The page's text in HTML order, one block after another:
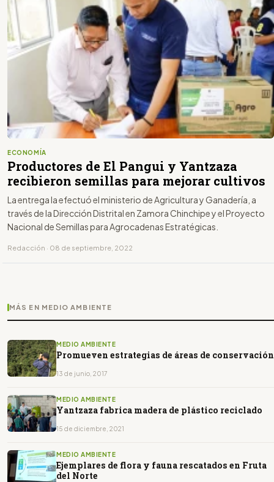
ECONOMÍA
Productores de El Pangui y Yantzaza
recibieron semillas para mejorar cultivos
La entrega la efectuó el ministerio de Agricultura y Ganadería, a
través de la Dirección Distrital en Zamora Chinchipe y el Proyecto
Nacional de Semillas para Agrocadenas Estratégicas.
Redacción · 08 de septiembre, 2022
MÁS EN MEDIO AMBIENTE
MEDIO AMBIENTE
Promueven estrategias de áreas de conservación
13 de junio, 2017
MEDIO AMBIENTE
Yantzaza fabrica madera de plástico reciclado
15 de diciembre, 2021
MEDIO AMBIENTE
Ejemplares de flora y fauna rescatados en Fruta
del Norte